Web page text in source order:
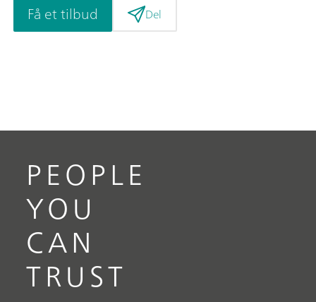
Få et tilbud Del
PEOPLE
YOU
CAN
TRUST